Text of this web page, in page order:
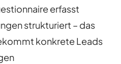
erfasst
strukturiert – das
konkrete Leads